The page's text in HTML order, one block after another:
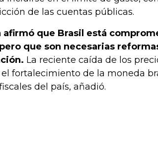
de las cuentas públicas.
afirmó que Brasil está
que son necesarias
La reciente caída de los
fortalecimiento de la moneda
del país, añadió.